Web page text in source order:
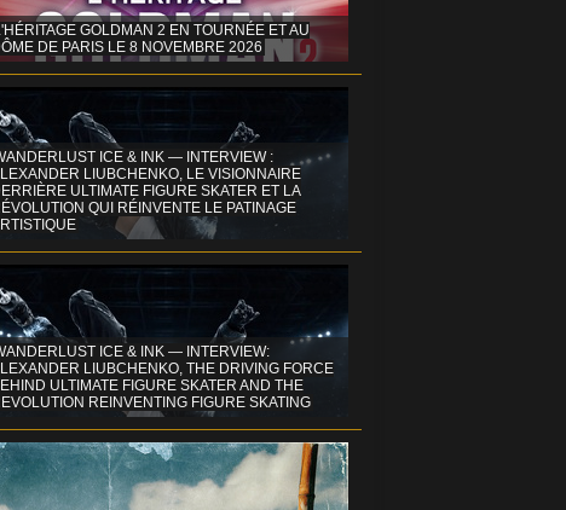
GOLDMAN 2 EN TOURNÉE ET AU
DE PARIS LE 8 NOVEMBRE 2026
ICE & INK — INTERVIEW :
LIUBCHENKO, LE VISIONNAIRE
ULTIMATE FIGURE SKATER ET LA
QUI RÉINVENTE LE PATINAGE
ICE & INK — INTERVIEW:
LIUBCHENKO, THE DRIVING FORCE
ULTIMATE FIGURE SKATER AND THE
REINVENTING FIGURE SKATING